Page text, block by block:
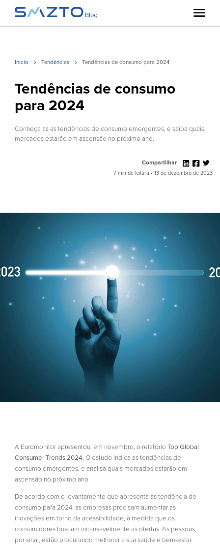
Início Tendências Tendências de consumo para 2024
Tendências de consumo
para 2024
Conheça as as tendências de consumo emergentes, e saiba quais
mercados estarão em ascensão no próximo ano.
Compartilhar
7 min de leitura • 13 de dezembro de 2023
A Euromonitor apresentou, em novembro, o relatório Top Global
Consumer Trends 2024 . O estudo indica as tendências de
consumo emergentes, e analisa quais mercados estarão em
ascensão no próximo ano.
De acordo com o levantamento que apresenta as tendência de
consumo para 2024, as empresas precisam aumentar as
inovações em torno da acessibilidade, à medida que os
consumidores buscam incansavelmente as ofertas. As pessoas,
por sinal, estão procurando melhorar a sua saúde e bem-estar.